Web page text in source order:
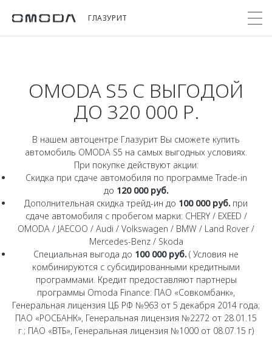
ГЛАЗУРИТ
Модели
от 2 299 000 ₽*
Покупателям
Выбор и покупка
Сравнить комплектации
Записаться на тест-драйв
Cпецпредложения
OMODA Лизинг
Кредит и страхование
Кредитные программы
Страхование
Кредитный калькулятор
Аксессуары
Владельцам
Записаться на сервис
Кузовной ремонт
Поддержка
Помощь на дороге
Гарантия
Дополнительная техническая поддержка
Руководства по эксплуатации
Клиентская поддержка
O&J Автоклуб
Клуб владельцев OMODA
Мир OMODA
Новости
Онлайн-сервисы
Приложение O&J
Клуб владельцев OMODA
Бренд JAECOO
Правовая информация
Обратная связь
OMODA S5 C ВЫГОДОЙ
ДО 320 000 Р.
В нашем автоцентре Глазурит Вы сможете купить
автомобиль OMODA S5 на самых выгодных условиях.
При покупке действуют акции:
Скидка при сдаче автомобиля по программе Trade-in
до 120 000 руб.
Дополнительная скидка трейд-ин до 100 000 руб. при
сдаче автомобиля с пробегом марки: CHERY / EXEED /
OMODA / JAECOO / Audi / Volkswagen / BMW / Land Rover /
Mercedes-Benz / Skoda
Специальная выгода до 100 000 руб. ( Условия не
комбинируются с субсидированными кредитными
программами. Кредит предоставляют партнеры
программы Omoda Finance: ПАО «Совкомбанк»,
Генеральная лицензия ЦБ РФ №963 от 5 декабря 2014 года;
ПАО «РОСБАНК», Генеральная лицензия №2272 от 28.01.15
г.; ПАО «ВТБ», Генеральная лицензия №1000 от 08.07.15 г)